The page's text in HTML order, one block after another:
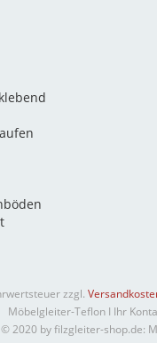
zzgl.
Möbelgleiter-Teflon I Ihr
© 2020 by filzgleiter-shop.de: